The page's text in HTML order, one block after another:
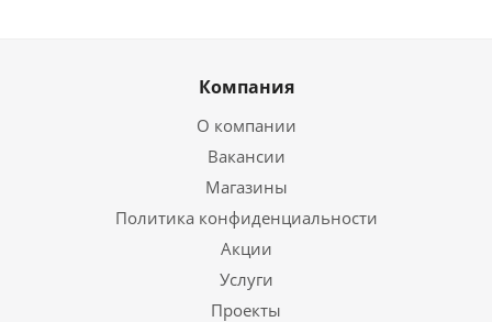
Компания
О компании
Вакансии
Магазины
Политика конфиденциальности
Акции
Услуги
Проекты